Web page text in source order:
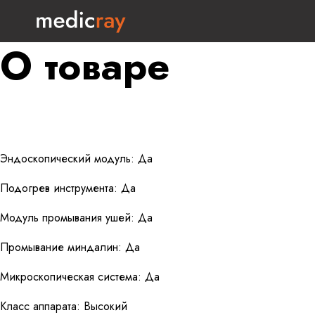
О товаре
Эндоскопический модуль: Да
Подогрев инструмента: Да
Модуль промывания ушей: Да
Промывание миндалин: Да
Микроскопическая система: Да
Класс аппарата: Высокий